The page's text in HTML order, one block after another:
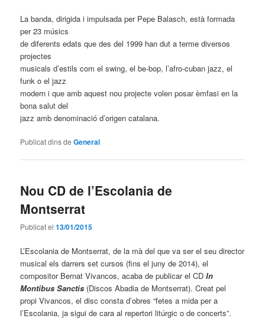
La banda, dirigida i impulsada per Pepe Balasch, està formada
per 23 músics
de diferents edats que des del 1999 han dut a terme diversos
projectes
musicals d’estils com el swing, el be-bop, l’afro-cuban jazz, el
funk o el jazz
modern i que amb aquest nou projecte volen posar èmfasi en la
bona salut del
jazz amb denominació d’origen catalana.
Publicat dins de General
Nou CD de l’Escolania de
Montserrat
Publicat el13/01/2015
L’Escolania de Montserrat, de la mà del que va ser el seu director
musical els darrers set cursos (fins el juny de 2014), el
compositor Bernat Vivancos, acaba de publicar el CDIn
Montibus Sanctis (Discos Abadia de Montserrat). Creat pel
propi Vivancos, el disc consta d’obres “fetes a mida per a
l’Escolania, ja sigui de cara al repertori litúrgic o de concerts”.